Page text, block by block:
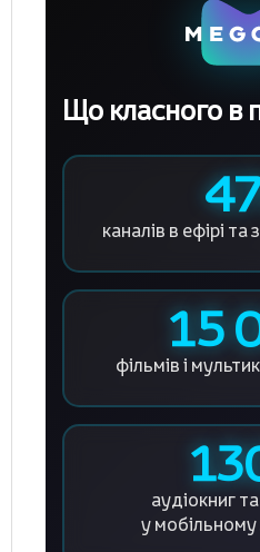
Що класного в
каналів в ефірі та
15
фільмів і
аудіокниг
у